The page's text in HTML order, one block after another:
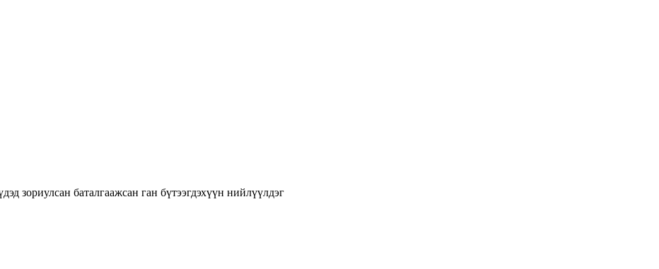
зориулсан баталгаажсан ган бүтээгдэхүүн нийлүүлдэг